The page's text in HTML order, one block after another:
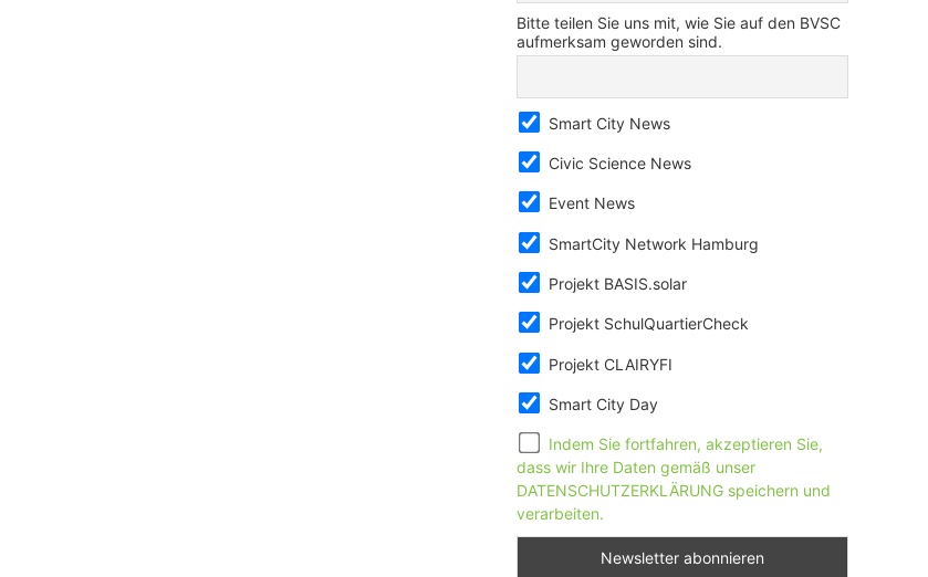
Bitte teilen Sie uns mit, wie Sie auf den BVSC
aufmerksam geworden sind.
Smart City News
Civic Science News
Event News
SmartCity Network Hamburg
Projekt BASIS.solar
Projekt SchulQuartierCheck
Projekt CLAIRYFI
Smart City Day
Indem Sie fortfahren, akzeptieren Sie,
dass wir Ihre Daten gemäß unser
DATENSCHUTZERKLÄRUNG speichern und
verarbeiten.